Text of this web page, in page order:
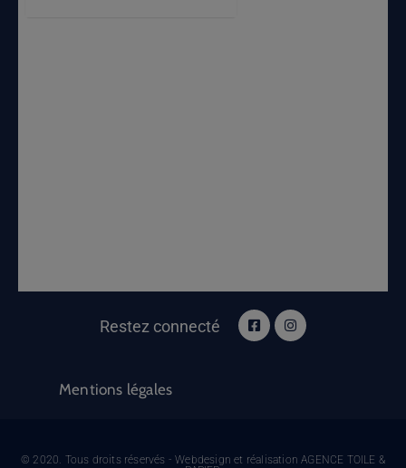
Restez connecté
Mentions légales
© 2020. Tous droits réservés - Webdesign et réalisation AGENCE TOILE &